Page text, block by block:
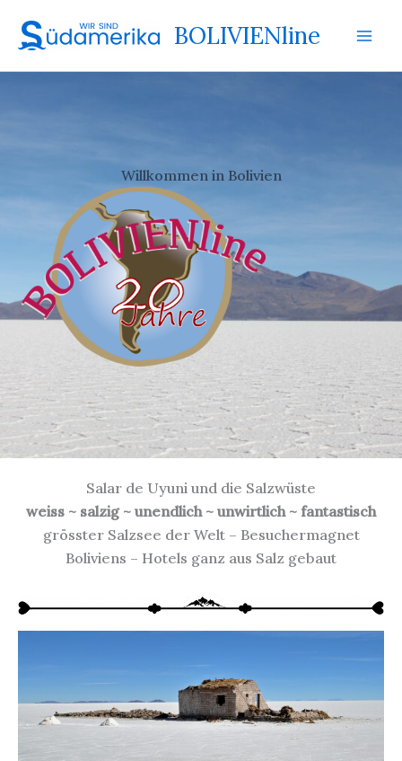
Inhalt
BOLIVIENline
Willkommen in Bolivien
Salar de Uyuni und die Salzwüste
weiss ~ salzig ~ unendlich ~ unwirtlich ~ fantastisch
grösster Salzsee der Welt – Besuchermagnet
Boliviens – Hotels ganz aus Salz gebaut